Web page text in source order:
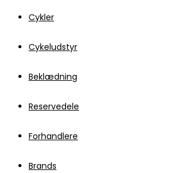
Cykler
Cykeludstyr
Beklædning
Reservedele
Forhandlere
Brands